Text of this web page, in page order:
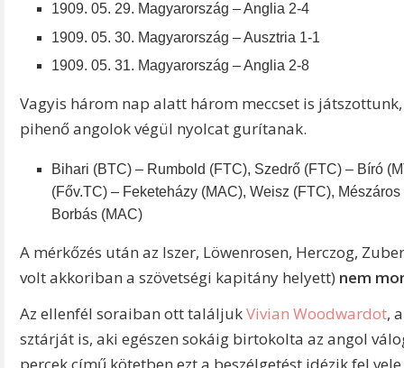
1909. 05. 29. Magyarország – Anglia 2-4
1909. 05. 30. Magyarország – Ausztria 1-1
1909. 05. 31. Magyarország – Anglia 2-8
Vagyis három nap alatt három meccset is
pihenő angolok végül nyolcat gurítanak.
Bihari (BTC) – Rumbold (FTC), Szedrő (FTC) – Bíró
(Főv.TC) – Feketeházy (MAC), Weisz (FTC),
Borbás (MAC)
A mérkőzés után az Iszer, Löwenrosen, Herczog,
volt akkoriban a szövetségi kapitány helyett) nem
Az ellenfél soraiban ott találjukVivian Woodwardot,
sztárját is, aki egészen sokáig birtokolta az angol